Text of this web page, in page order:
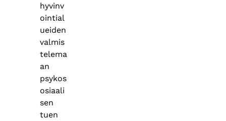
hyvinv
ointial
ueiden
valmis
telema
an
psykos
osiaali
sen
tuen